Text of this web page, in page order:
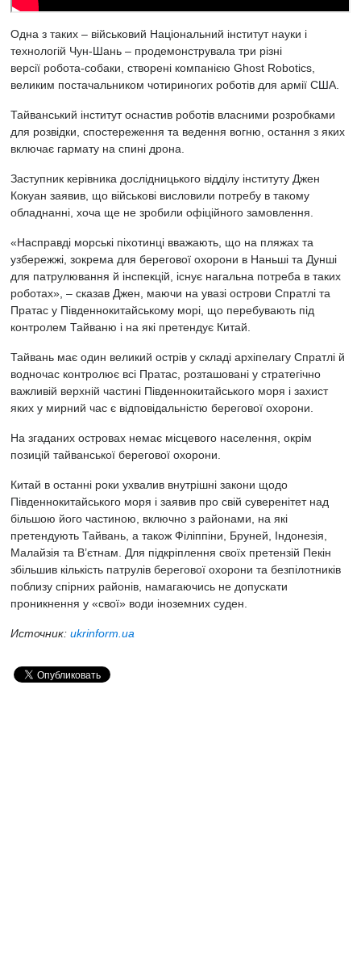
Одна з таких – військовий Національний інститут науки і
технологій Чун-Шань – продемонструвала три різні
версії робота-собаки, створені компанією Ghost Robotics,
великим постачальником чотириногих роботів для армії США.
Тайванський інститут оснастив роботів власними розробками
для розвідки, спостереження та ведення вогню, остання з яких
включає гармату на спині дрона.
Заступник керівника дослідницького відділу інституту Джен
Кокуан заявив, що військові висловили потребу в такому
обладнанні, хоча ще не зробили офіційного замовлення.
«Насправді морські піхотинці вважають, що на пляжах та
узбережжі, зокрема для берегової охорони в Наньші та Дунші
для патрулювання й інспекцій, існує нагальна потреба в таких
роботах», – сказав Джен, маючи на увазі острови Спратлі та
Пратас у Південнокитайському морі, що перебувають під
контролем Тайваню і на які претендує Китай.
Тайвань має один великий острів у складі архіпелагу Спратлі й
водночас контролює всі Пратас, розташовані у стратегічно
важливій верхній частині Південнокитайського моря і захист
яких у мирний час є відповідальністю берегової охорони.
На згаданих островах немає місцевого населення, окрім
позицій тайванської берегової охорони.
Китай в останні роки ухвалив внутрішні закони щодо
Південнокитайського моря і заявив про свій суверенітет над
більшою його частиною, включно з районами, на які
претендують Тайвань, а також Філіппіни, Бруней, Індонезія,
Малайзія та В’єтнам. Для підкріплення своїх претензій Пекін
збільшив кількість патрулів берегової охорони та безпілотників
поблизу спірних районів, намагаючись не допускати
проникнення у «свої» води іноземних суден.
Источник: ukrinform.ua